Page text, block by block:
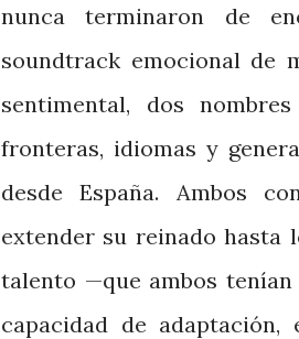
nunca terminaron de
soundtrack emocional de
sentimental, dos
fronteras, idiomas y
desde España. Ambos
extender su reinado hasta
talento —que ambos
capacidad de